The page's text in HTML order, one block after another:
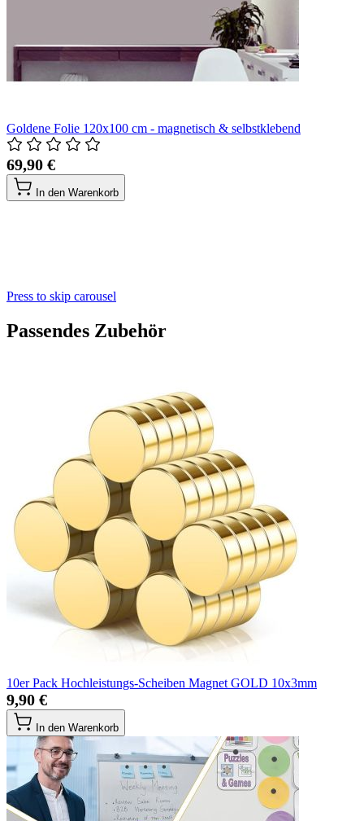
Goldene Folie 120x100 cm - magnetisch & selbstklebend
69,90 €
In den Warenkorb
Press to skip carousel
Passendes Zubehör
10er Pack Hochleistungs-Scheiben Magnet GOLD 10x3mm
9,90 €
In den Warenkorb